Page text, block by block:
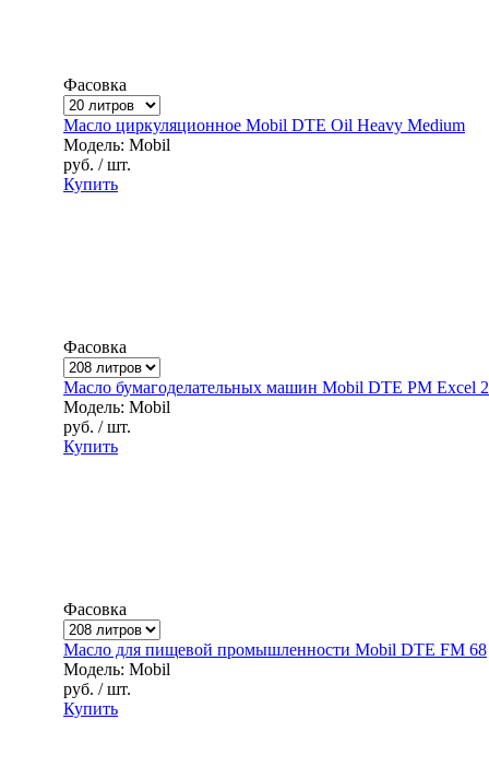
Фасовка
Масло циркуляционное Mobil DTE Oil Heavy Medium
Модель: Mobil
руб. / шт.
Купить
Фасовка
Масло бумагоделательных машин Mobil DTE PM Excel
Модель: Mobil
руб. / шт.
Купить
Фасовка
Масло для пищевой промышленности Mobil DTE FM 68
Модель: Mobil
руб. / шт.
Купить